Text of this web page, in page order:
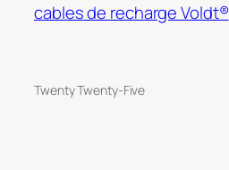
cables de recharge Voldt®
Twenty Twenty-Five